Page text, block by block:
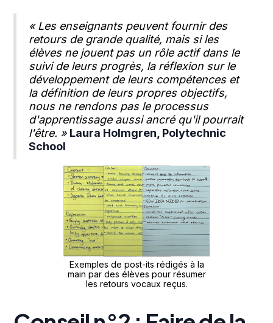
« Les enseignants peuvent fournir des
retours de grande qualité, mais si les
élèves ne jouent pas un rôle actif dans le
suivi de leurs progrès, la réflexion sur le
développement de leurs compétences et
la définition de leurs propres objectifs,
nous ne rendons pas le processus
d'apprentissage aussi ancré qu'il pourrait
l'être. » Laura Holmgren, Polytechnic
School
Exemples de post-its rédigés à la
main par des élèves pour résumer
les retours vocaux reçus.